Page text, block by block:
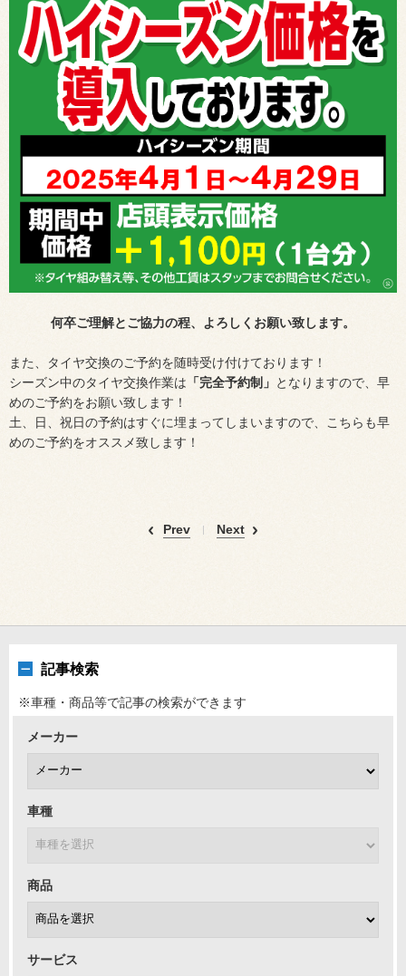
何卒ご理解とご協力の程、よろしくお願い致します。
また、タイヤ交換のご予約を随時受け付けております！
シーズン中のタイヤ交換作業は 「完全予約制」 となりますので、早
めのご予約をお願い致します！
土、日、祝日の予約はすぐに埋まってしまいますので、こちらも早
めのご予約をオススメ致します！
Prev Next
記事検索
※車種・商品等で記事の検索ができます
メーカー
車種
商品
サービス